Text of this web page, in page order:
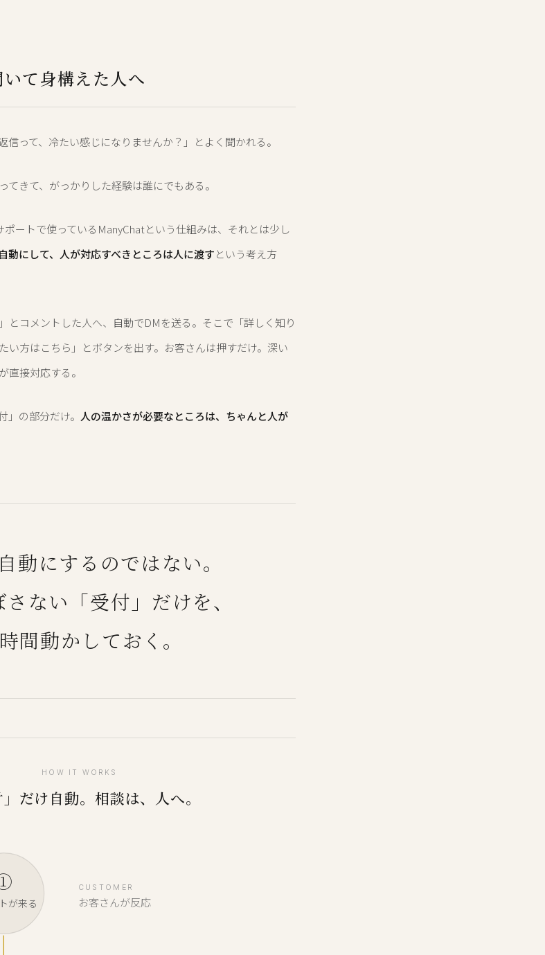
いて身構えた人へ
信って、冷たい感じになりませんか？」とよく聞かれる。
てきて、がっかりした経験は誰にでもある。
ートで使っているManyChatという仕組みは、それとは少し
動にして、人が対応すべきところは人に渡すという考え方
とコメントした人へ、自動でDMを送る。そこで「詳しく知り
い方はこちら」とボタンを出す。お客さんは押すだけ。深い
直接対応する。
」の部分だけ。 人の温かさが必要なところは、ちゃんと人が
動にするのではない。
ない「受付」だけを、
間動かしておく。
HOW IT WORKS
」だけ自動。相談は、人へ。
が来る
CUSTOMER
お客さんが反応